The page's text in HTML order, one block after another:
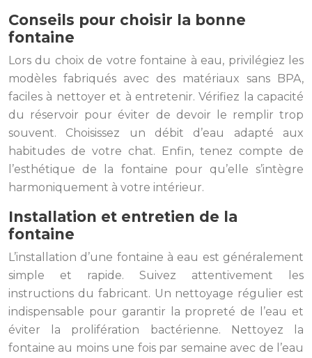
Conseils pour choisir la bonne
fontaine
Lors du choix de votre fontaine à eau, privilégiez les
modèles fabriqués avec des matériaux sans BPA,
faciles à nettoyer et à entretenir. Vérifiez la capacité
du réservoir pour éviter de devoir le remplir trop
souvent. Choisissez un débit d’eau adapté aux
habitudes de votre chat. Enfin, tenez compte de
l’esthétique de la fontaine pour qu’elle s’intègre
harmoniquement à votre intérieur.
Installation et entretien de la
fontaine
L’installation d’une fontaine à eau est généralement
simple et rapide. Suivez attentivement les
instructions du fabricant. Un nettoyage régulier est
indispensable pour garantir la propreté de l’eau et
éviter la prolifération bactérienne. Nettoyez la
fontaine au moins une fois par semaine avec de l’eau